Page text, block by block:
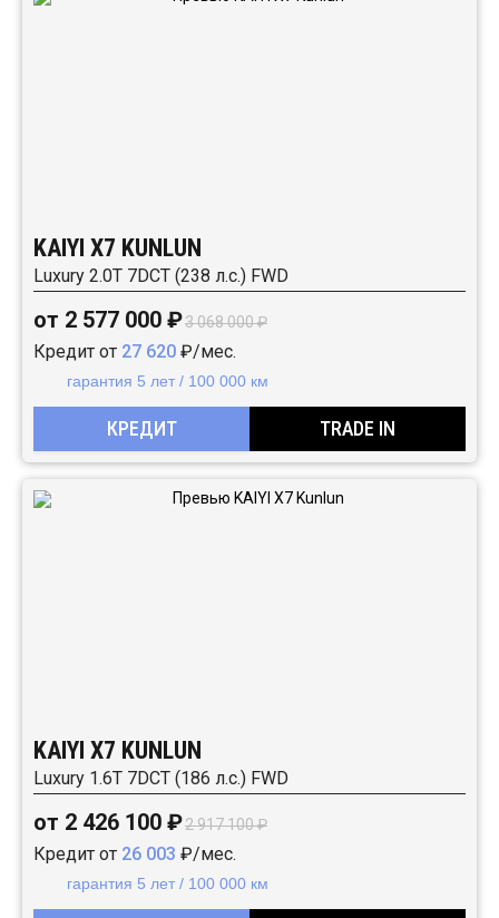
KAIYI X7 KUNLUN
Luxury 2.0T 7DCT (238 л.с.) FWD
от 2 577 000 ₽3 068 000 ₽
Кредит от 27 620 ₽/мес.
гарантия 5 лет / 100 000 км
КРЕДИТ TRADE IN
KAIYI X7 KUNLUN
Luxury 1.6T 7DCT (186 л.с.) FWD
от 2 426 100 ₽2 917 100 ₽
Кредит от 26 003 ₽/мес.
гарантия 5 лет / 100 000 км